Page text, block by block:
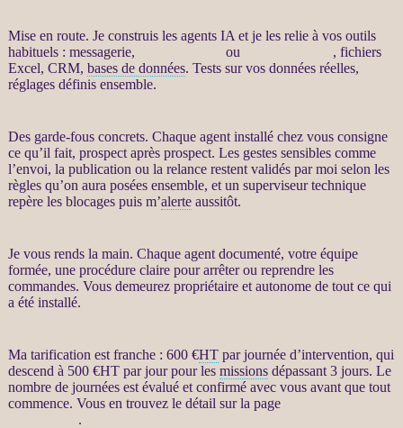
Mise en route. Je construis les agents IA et je les relie à vos outils
habituels : messagerie,
ou
, fichiers
Excel, CRM, bases de données. Tests sur vos donnéesréelles,
réglages définis ensemble.
Des garde-fousconcrets. Chaque agentinstallé chez vous consigne
ce qu’il fait, prospectaprès prospect. Les gestes sensibles comme
l’envoi, la publication ou la relancerestent validés par moi selon les
règles qu’on aura posées ensemble, et un superviseur technique
repère les blocages puis m’alerteaussitôt.
Je vous rends la main. Chaque agentdocumenté, votre équipe
formée, une procédure claire pour arrêter ou reprendre les
commandes. Vous demeurez propriétaire et autonome de tout ce qui
a été installé.
Ma tarification est franche : 600 €HTpar journée d’intervention, qui
descend à 500 €HTpar jour pour les missionsdépassant 3 jours. Le
nombre de journées est évalué et confirmé avec vous avant que tout
commence. Vous en trouvez le détail sur la page
.